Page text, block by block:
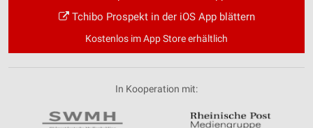
Tchibo Prospekt in der iOS App blättern
Kostenlos im App Store erhältlich
In Kooperation mit: